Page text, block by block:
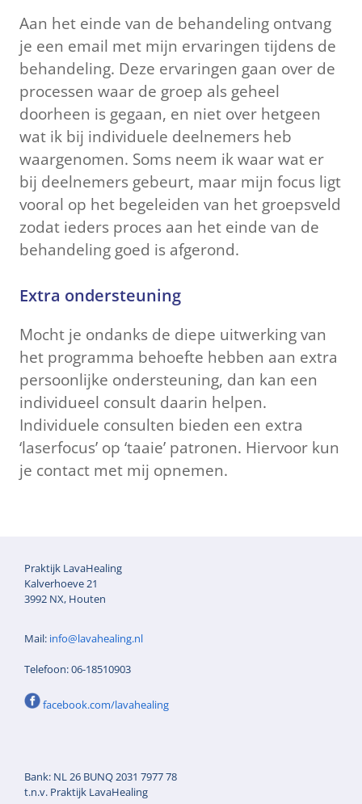
Aan het einde van de behandeling ontvang
je een email met mijn ervaringen tijdens de
behandeling. Deze ervaringen gaan over de
processen waar de groep als geheel
doorheen is gegaan, en niet over hetgeen
wat ik bij individuele deelnemers heb
waargenomen. Soms neem ik waar wat er
bij deelnemers gebeurt, maar mijn focus ligt
vooral op het begeleiden van het groepsveld
zodat ieders proces aan het einde van de
behandeling goed is afgerond.
Extra ondersteuning
Mocht je ondanks de diepe uitwerking van
het programma behoefte hebben aan extra
persoonlijke ondersteuning, dan kan een
individueel consult daarin helpen.
Individuele consulten bieden een extra
‘laserfocus’ op ‘taaie’ patronen. Hiervoor kun
je contact met mij opnemen.
Praktijk LavaHealing
Kalverhoeve 21
3992 NX, Houten
Mail: info@lavahealing.nl
Telefoon: 06-18510903
facebook.com/lavahealing
Bank: NL 26 BUNQ 2031 7977 78
t.n.v. Praktijk LavaHealing